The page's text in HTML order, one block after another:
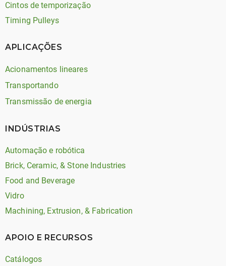
Cintos de temporização
Timing Pulleys
APLICAÇÕES
Acionamentos lineares
Transportando
Transmissão de energia
INDÚSTRIAS
Automação e robótica
Brick, Ceramic, & Stone Industries
Food and Beverage
Vidro
Machining, Extrusion, & Fabrication
APOIO E RECURSOS
Catálogos